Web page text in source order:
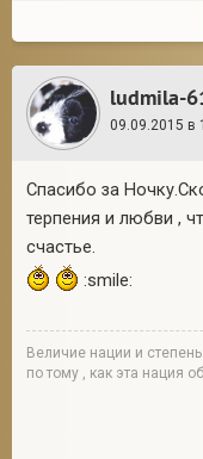
ludmila-
09.09.2015 в
Спасибо за
терпения и любви ,
счастье.
:smile:
Величие нации и
по тому , как эта нация